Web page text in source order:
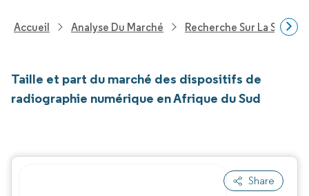
Accueil Analyse Du Marché Recherche Sur La Santé
Taille et part du marché des dispositifs de
radiographie numérique en Afrique du Sud
Share